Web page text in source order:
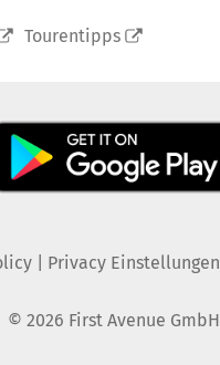
Tourentipps
| Privacy Einstellungen
© 2026 First Avenue GmbH